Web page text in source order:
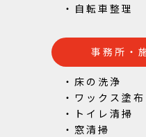
・自転車整理
事務所・
・床の洗浄
・ワックス塗布
・トイレ清掃
・窓清掃